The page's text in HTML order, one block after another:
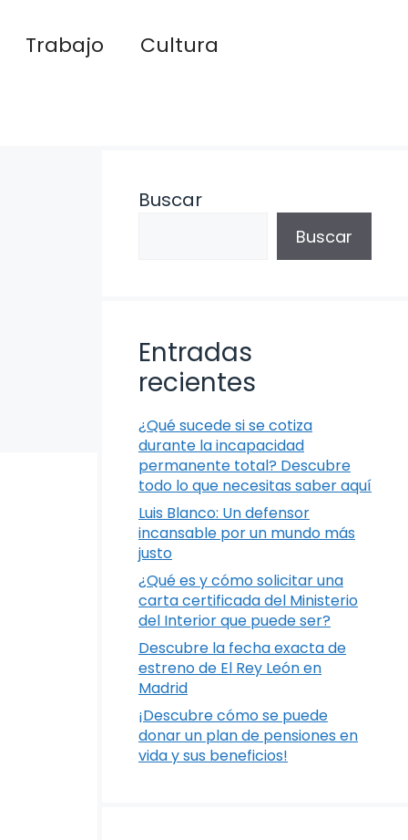
Trabajo Cultura
Buscar
Buscar
Entradas
recientes
¿Qué sucede si se cotiza
durante la incapacidad
permanente total? Descubre
todo lo que necesitas saber aquí
Luis Blanco: Un defensor
incansable por un mundo más
justo
¿Qué es y cómo solicitar una
carta certificada del Ministerio
del Interior que puede ser?
Descubre la fecha exacta de
estreno de El Rey León en
Madrid
¡Descubre cómo se puede
donar un plan de pensiones en
vida y sus beneficios!